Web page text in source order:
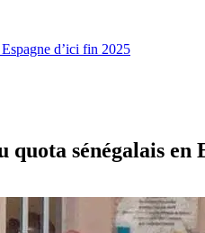
d’ici fin 2025
sénégalais en